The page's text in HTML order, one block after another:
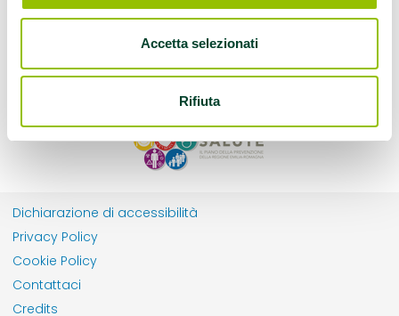
Accetta selezionati
Rifiuta
Dichiarazione di accessibilità
Privacy Policy
Cookie Policy
Contattaci
Credits